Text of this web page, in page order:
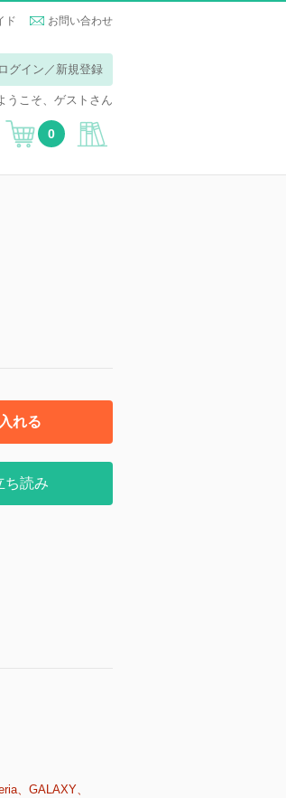
ド お問い合わせ
ログイン／新規登録
うこそ、ゲストさん
0
れる
ち読み
、GALAXY、